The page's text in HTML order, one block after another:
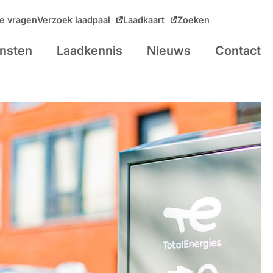
vragenVerzoek laadpaal Laadkaart Zoeken
Laadkennis Nieuws Contact